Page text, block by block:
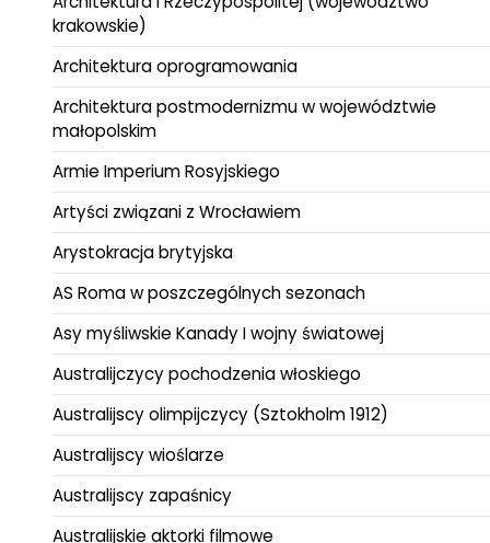
krakowskie)
Architektura oprogramowania
Architektura postmodernizmu w województwie
małopolskim
Armie Imperium Rosyjskiego
Artyści związani z Wrocławiem
Arystokracja brytyjska
AS Roma w poszczególnych sezonach
Asy myśliwskie Kanady I wojny światowej
Australijczycy pochodzenia włoskiego
Australijscy olimpijczycy (Sztokholm 1912)
Australijscy wioślarze
Australijscy zapaśnicy
Australijskie aktorki filmowe